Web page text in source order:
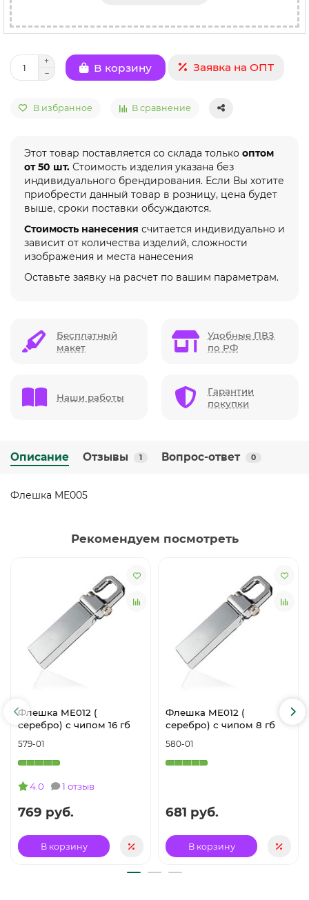
В корзину Заявка на ОПТ
В избранное В сравнение
Этот товар поставляется со склада только оптом
от 50 шт. Стоимость изделия указана без
индивидуального брендирования. Если Вы хотите
приобрести данный товар в розницу, цена будет
выше, сроки поставки обсуждаются.
Стоимость нанесения считается индивидуально и
зависит от количества изделий, сложности
изображения и места нанесения
Оставьте заявку на расчет по вашим параметрам.
Бесплатный
макет
Удобные ПВЗ
по РФ
Наши работы
Гарантии
покупки
Описание Отзывы 1 Вопрос-ответ 0
Флешка ME005
Рекомендуем посмотреть
Флешка ME012 (
серебро) с чипом 16 гб
579-01
4.0 1 отзыв
769 руб.
В корзину
Флешка ME012 (
серебро) с чипом 8 гб
580-01
681 руб.
В корзину